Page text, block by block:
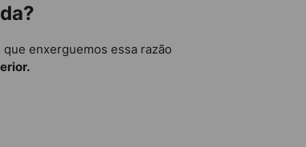
enxerguemos essa razão